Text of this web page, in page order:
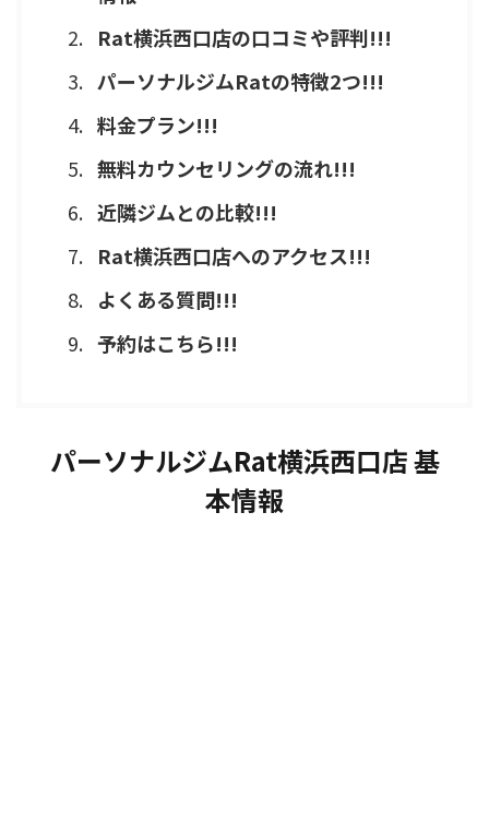
Rat横浜西口店の口コミや評判!!!
パーソナルジムRatの特徴2つ!!!
料金プラン!!!
無料カウンセリングの流れ!!!
近隣ジムとの比較!!!
Rat横浜西口店へのアクセス!!!
よくある質問!!!
予約はこちら!!!
パーソナルジムRat横浜西口店 基
本情報